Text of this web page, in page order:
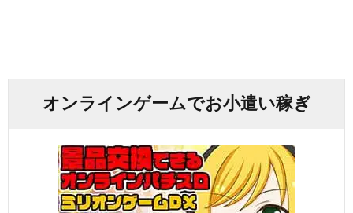
オンラインゲームでお小遣い稼ぎ